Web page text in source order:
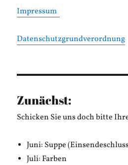
Impressum
Datenschutzgrundverordnung
Zunächst:
Schicken Sie uns doch bitte
Juni: Suppe
Juli: Farben